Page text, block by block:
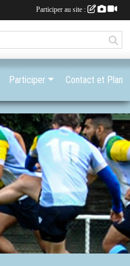
Participer Contact et Plan
Participer au site :